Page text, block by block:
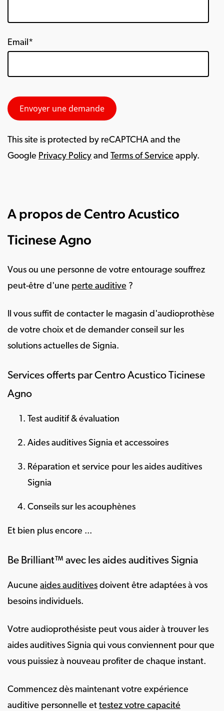
Email*
This site is protected by reCAPTCHA and the
Google Privacy Policy and Terms of Service apply.
A propos de Centro Acustico
Ticinese Agno
Vous ou une personne de votre entourage souffrez
peut-être d'une perte auditive ?
Il vous suffit de contacter le magasin d'audioprothèse
de votre choix et de demander conseil sur les
solutions actuelles de Signia.
Services offerts par Centro Acustico Ticinese
Agno
Test auditif & évaluation
Aides auditives Signia et accessoires
Réparation et service pour les aides auditives
Signia
Conseils sur les acouphènes
Et bien plus encore ...
Be Brilliant™ avec les aides auditives Signia
Aucune aides auditives doivent être adaptées à vos
besoins individuels.
Votre audioprothésiste peut vous aider à trouver les
aides auditives Signia qui vous conviennent pour que
vous puissiez à nouveau profiter de chaque instant.
Commencez dès maintenant votre expérience
auditive personnelle et testez votre capacité